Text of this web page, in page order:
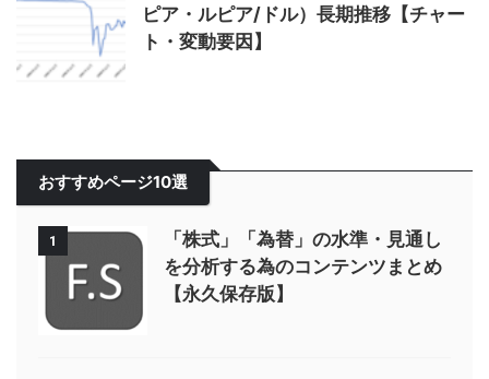
ピア・ルピア/ドル）長期推移【チャー
ト・変動要因】
おすすめページ10選
1
「株式」「為替」の水準・見通し
を分析する為のコンテンツまとめ
【永久保存版】